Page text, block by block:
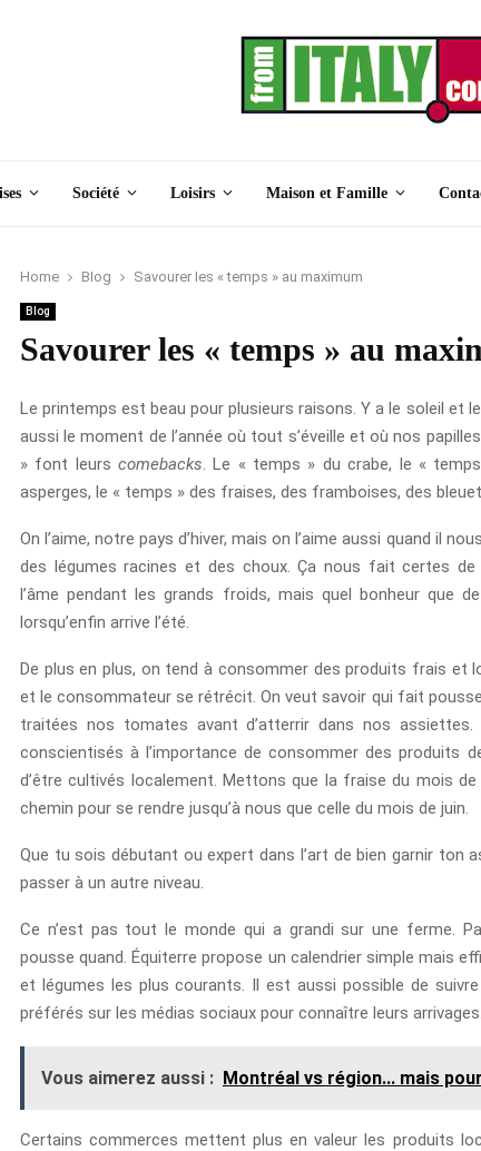
Société Loisirs Maison et Famille
Home Blog Savourer les « temps » au maximum
Blog
Savourer les « temps » au
Le printemps est beau pour plusieurs raisons. Y a le soleil et
aussi le moment de l’année où tout s’éveille et où nos
» font leurscomebacks . Le « temps » du crabe, le «
asperges, le « temps » des fraises, des framboises, des
On l’aime, notre pays d’hiver, mais on l’aime aussi quand il
des légumes racines et des choux. Ça nous fait certes
l’âme pendant les grands froids, mais quel bonheur que
lorsqu’enfin arrive l’été.
De plus en plus, on tend à consommer des produits frais et
et le consommateur se rétrécit. On veut savoir qui fait
traitées nos tomates avant d’atterrir dans nos
conscientisés à l’importance de consommer des produits
d’être cultivés localement. Mettons que la fraise du mois de
chemin pour se rendre jusqu’à nous que celle du mois de juin.
Que tu sois débutant ou expert dans l’art de bien garnir ton
passer à un autre niveau.
Ce n’est pas tout le monde qui a grandi sur une ferme.
pousse quand. Équiterre propose un calendrier simple mais
et légumes les plus courants. Il est aussi possible de
préférés sur les médias sociaux pour connaître leurs arrivages.
Vous aimerez aussi : Montréal vs région... mais
Certains commerces mettent plus en valeur les produits